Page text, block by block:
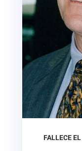
FALLECE